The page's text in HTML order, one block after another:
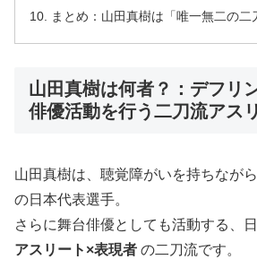
まとめ：山田真樹は「唯一無二の二
山田真樹は何者？：デフリ
俳優活動を行う二刀流アス
山田真樹は、聴覚障がいを持ちなが
の日本代表選手。
さらに舞台俳優としても活動する、
アスリート×表現者 の二刀流です。